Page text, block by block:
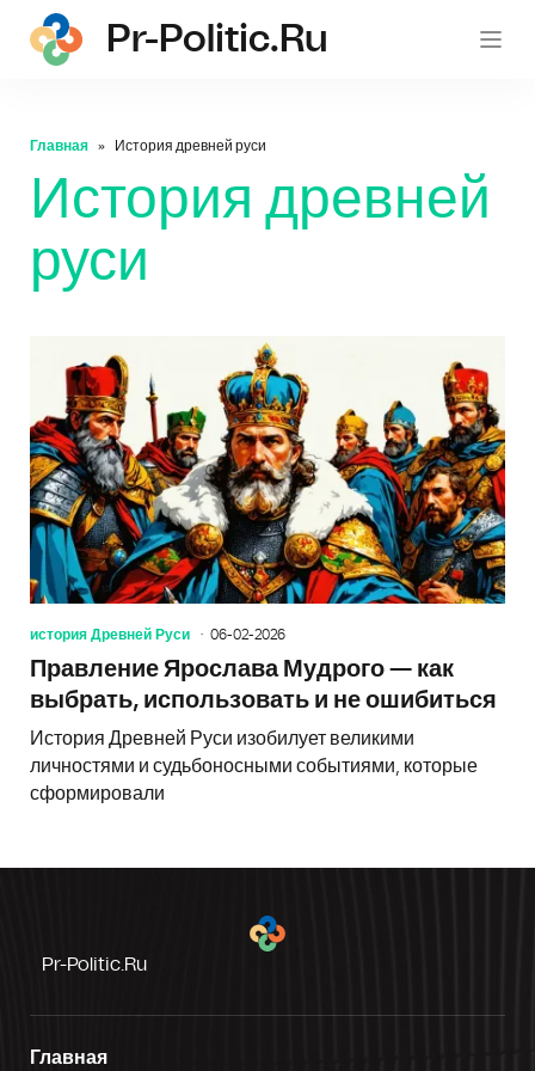
pr-
Pr-Politic.ru
Главная История древней руси
История древней
руси
история Древней Руси 06-02-2026
Правление Ярослава Мудрого — как
выбрать, использовать и не ошибиться
История Древней Руси изобилует великими
личностями и судьбоносными событиями, которые
сформировали
Pr-Politic.ru
Главная